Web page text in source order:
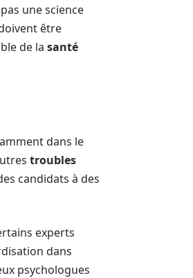
pas une science
être
de la santé
dans le
troubles
candidats à des
experts
dans
psychologues